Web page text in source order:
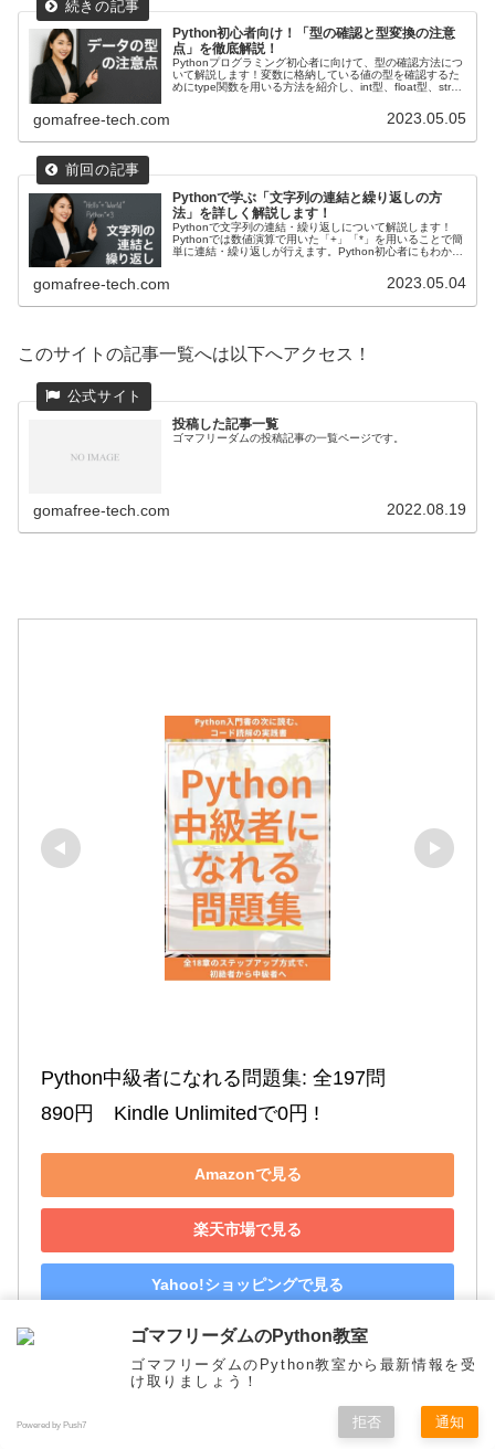
Python初心者向け！「型の確認と型変換の注意
点」を徹底解説！
Pythonプログラミング初心者に向けて、型の確認方法につ
いて解説します！変数に格納している値の型を確認するた
めにtype関数を用いる方法を紹介し、int型、float型、str型
いケースについても詳しく解説しています！
gomafree-tech.com 2023.05.05
Pythonで学ぶ「文字列の連結と繰り返しの方
法」を詳しく解説します！
Pythonで文字列の連結・繰り返しについて解説します！
Pythonでは数値演算で用いた「+」「*」を用いることで簡
単に連結・繰り返しが行えます。Python初心者にもわかり
gomafree-tech.com 2023.05.04
このサイトの記事一覧へは以下へアクセス！
投稿した記事一覧
ゴマフリーダムの投稿記事の一覧ページです。
gomafree-tech.com 2022.08.19
Python中級者になれる問題集: 全197問
890円　Kindle Unlimitedで0円 !
Amazonで見る
楽天市場で見る
Yahoo!ショッピングで見る
変数
トップ サイドバー
ゴマフリーダムのPython教室
ゴマフリーダムのPython教室から最新情報を受
け取りましょう！
Powered by Push7 拒否 通知